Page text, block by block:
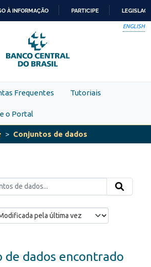
PARA
O
CONTEÚDO
À INFORMAÇÃO PARTICIPE
ENGLISH
Frequentes Tutoriais
o Portal
Conjuntos de dados
de dados encontrado